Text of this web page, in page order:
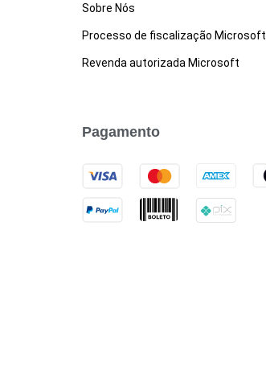
Sobre Nós
Processo de fiscalização Microsoft
Revenda autorizada Microsoft
Pagamento